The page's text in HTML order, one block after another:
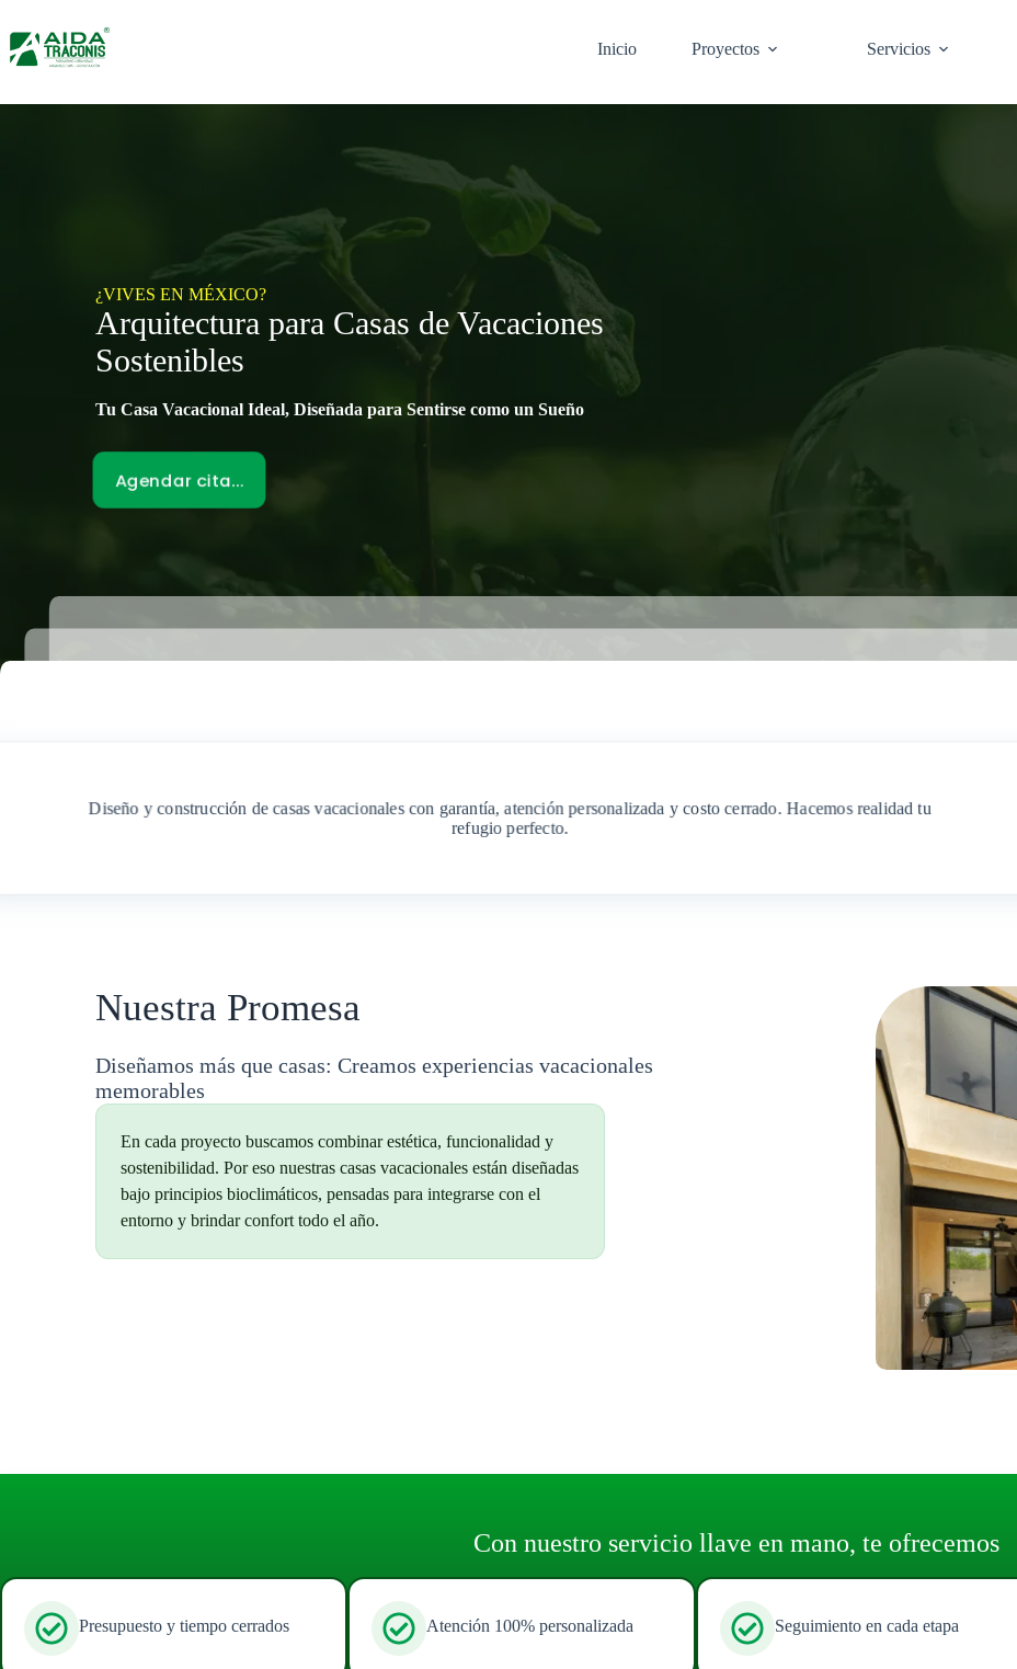
contenido
Inicio Proyectos Servicios
¿VIVES EN MÉXICO?
Arquitectura para Casas de Vacaciones
Sostenibles
Tu Casa Vacacional Ideal, Diseñada para Sentirse como un Sueño
Agendar cita…
Diseño y construcción de casas vacacionales con garantía, atención personalizada y costo cerrado. Hacemos realidad tu
refugio perfecto.
Nuestra Promesa
Diseñamos más que casas: Creamos experiencias vacacionales
memorables
En cada proyecto buscamos combinar estética, funcionalidad y
sostenibilidad. Por eso nuestras casas vacacionales están diseñadas
bajo principios bioclimáticos, pensadas para integrarse con el
entorno y brindar confort todo el año.
Con nuestro servicio llave en mano, te ofrecemos
Presupuesto y tiempo cerrados Atención 100% personalizada Seguimiento en cada etapa